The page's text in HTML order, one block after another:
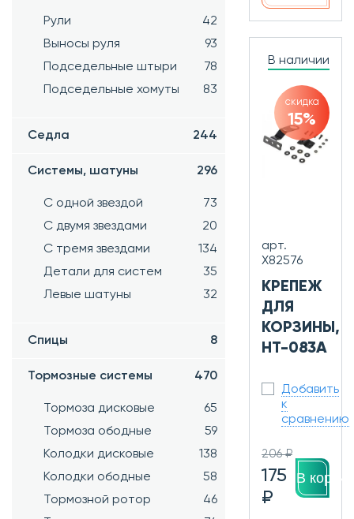
Рули
42
Выносы руля
93
Подседельные штыри
78
Подседельные хомуты
83
Седла 244
Системы, шатуны 296
С одной звездой
73
С двумя звездами
20
С тремя звездами
134
Детали для систем
35
Левые шатуны
32
Спицы 8
Тормозные системы 470
Тормоза дисковые
65
Тормоза ободные
59
Колодки дисковые
138
Колодки ободные
58
Тормозной ротор
46
В наличии
скидка
15%
арт.
Х82576
КРЕПЕЖ
ДЛЯ
КОРЗИНЫ,
HT-083A
Добавить
к
сравнению
206 ₽
175
₽
В